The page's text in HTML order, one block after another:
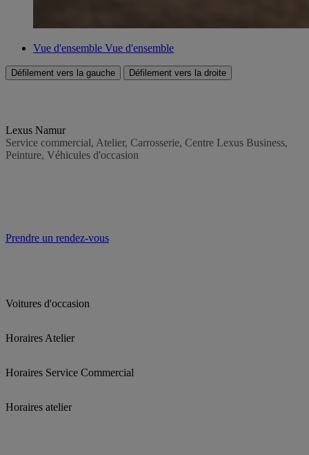
Vue d'ensemble Vue d'ensemble
Défilement vers la gauche Défilement vers la droite
Lexus Namur
Service commercial, Atelier, Carrosserie, Centre Lexus Business,
Peinture, Véhicules d'occasion
Prendre un rendez-vous
Voitures d'occasion
Horaires Atelier
Horaires Service Commercial
Horaires atelier